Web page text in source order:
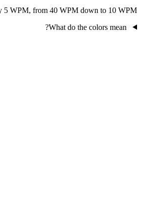
5 WPM, from 40 WPM down to 10 WPM.
What do the colors mean?